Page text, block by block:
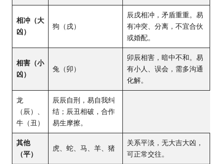
相冲（大
凶）
狗（戌）
辰戌相冲，矛盾重重。易
有冲突、分离，不宜合伙
或婚配。
相害（小
凶）
兔（卯）
卯辰相害，暗中不和。易
有小人、误会，需多沟通
化解。
龙
（辰）、
牛（丑）
辰辰自刑，易自我纠
结；辰丑相破，合作
易生摩擦。
其他
（平）
虎、蛇、马、羊、猪
关系平淡，无大吉大凶，
可正常交往。